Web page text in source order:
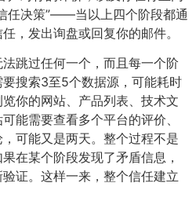
任决策”——当以上四个阶段都通
，发出询盘或回复你的邮件。
跳过任何一个，而且每一个阶
搜索3至5个数据源，可能耗时
你的网站、产品列表、技术文
能需要查看多个平台的评价、
可能又是两天。整个过程不是
在某个阶段发现了矛盾信息，
证。这样一来，整个信任建立